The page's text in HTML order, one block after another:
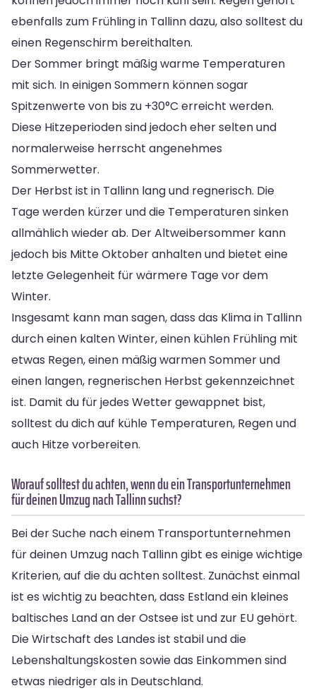
ebenfalls zum Frühling in Tallinn dazu, also solltest du
einen Regenschirm bereithalten.
Der Sommer bringt mäßig warme Temperaturen
mit sich. In einigen Sommern können sogar
Spitzenwerte von bis zu +30°C erreicht werden.
Diese Hitzeperioden sind jedoch eher selten und
normalerweise herrscht angenehmes
Sommerwetter.
Der Herbst ist in Tallinn lang und regnerisch. Die
Tage werden kürzer und die Temperaturen sinken
allmählich wieder ab. Der Altweibersommer kann
jedoch bis Mitte Oktober anhalten und bietet eine
letzte Gelegenheit für wärmere Tage vor dem
Winter.
Insgesamt kann man sagen, dass das Klima in Tallinn
durch einen kalten Winter, einen kühlen Frühling mit
etwas Regen, einen mäßig warmen Sommer und
einen langen, regnerischen Herbst gekennzeichnet
ist. Damit du für jedes Wetter gewappnet bist,
solltest du dich auf kühle Temperaturen, Regen und
auch Hitze vorbereiten.
Worauf solltest du achten, wenn du ein Transportunternehmen
für deinen Umzug nach Tallinn suchst?
Bei der Suche nach einem Transportunternehmen
für deinen Umzug nach Tallinn gibt es einige wichtige
Kriterien, auf die du achten solltest. Zunächst einmal
ist es wichtig zu beachten, dass Estland ein kleines
baltisches Land an der Ostsee ist und zur EU gehört.
Die Wirtschaft des Landes ist stabil und die
Lebenshaltungskosten sowie das Einkommen sind
etwas niedriger als in Deutschland.